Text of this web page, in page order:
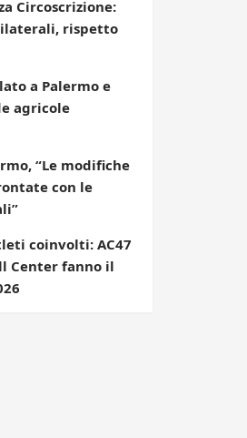
Circoscrizione:
rispetto
a Palermo e
agricole
“Le modifiche
con le
coinvolti: AC47
Center fanno il